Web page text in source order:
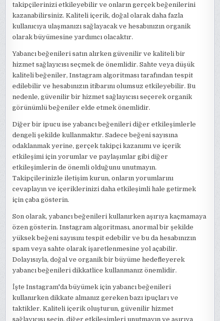
takipçilerinizi etkileyebilir ve onların gerçek beğenilerini
kazanabilirsiniz. Kaliteli içerik, doğal olarak daha fazla
kullanıcıya ulaşmanızı sağlayacak ve hesabınızın organik
olarak büyümesine yardımcı olacaktır.
Yabancı beğenileri satın alırken güvenilir ve kaliteli bir
hizmet sağlayıcısı seçmek de önemlidir. Sahte veya düşük
kaliteli beğeniler, Instagram algoritması tarafından tespit
edilebilir ve hesabınızın itibarını olumsuz etkileyebilir. Bu
nedenle, güvenilir bir hizmet sağlayıcısı seçerek organik
görünümlü beğeniler elde etmek önemlidir.
Diğer bir ipucu ise yabancı beğenileri diğer etkileşimlerle
dengeli şekilde kullanmaktır. Sadece beğeni sayısına
odaklanmak yerine, gerçek takipçi kazanımı ve içerik
etkileşimi için yorumlar ve paylaşımlar gibi diğer
etkileşimlerin de önemli olduğunu unutmayın.
Takipçilerinizle iletişim kurun, onların yorumlarını
cevaplayın ve içeriklerinizi daha etkileşimli hale getirmek
için çaba gösterin.
Son olarak, yabancı beğenileri kullanırken aşırıya kaçmamaya
özen gösterin. Instagram algoritması, anormal bir şekilde
yüksek beğeni sayısını tespit edebilir ve bu da hesabınızın
spam veya sahte olarak işaretlenmesine yol açabilir.
Dolayısıyla, doğal ve organik bir büyüme hedefleyerek
yabancı beğenileri dikkatlice kullanmanız önemlidir.
İşte Instagram'da büyümek için yabancı beğenileri
kullanırken dikkate almanız gereken bazı ipuçları ve
taktikler. Kaliteli içerik oluşturun, güvenilir hizmet
sağlayıcısı seçin, diğer etkileşimleri unutmayın ve aşırıya